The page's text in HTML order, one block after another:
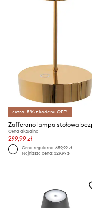
extra -5% z kodem: OFF*
Cena aktualna:
299,99 zł
Cena regularna:659,99 zł
Najniższa cena:329,99 zł